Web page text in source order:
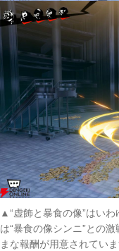
▲“虚飾と暴食の像”はい
は“暴食の像シンニ”との
まな報酬が用意されていま